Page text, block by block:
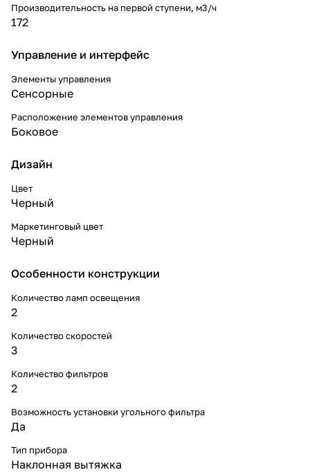
Производительность на первой ступени, м3/ч
172
Управление и интерфейс
Элементы управления
Сенсорные
Расположение элементов управления
Боковое
Дизайн
Цвет
Черный
Маркетинговый цвет
Черный
Особенности конструкции
Количество ламп освещения
2
Количество скоростей
3
Количество фильтров
2
Возможность установки угольного фильтра
Да
Тип прибора
Наклонная вытяжка